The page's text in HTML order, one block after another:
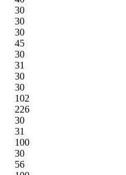
30
30
30
45
30
31
30
30
102
226
30
31
100
30
56